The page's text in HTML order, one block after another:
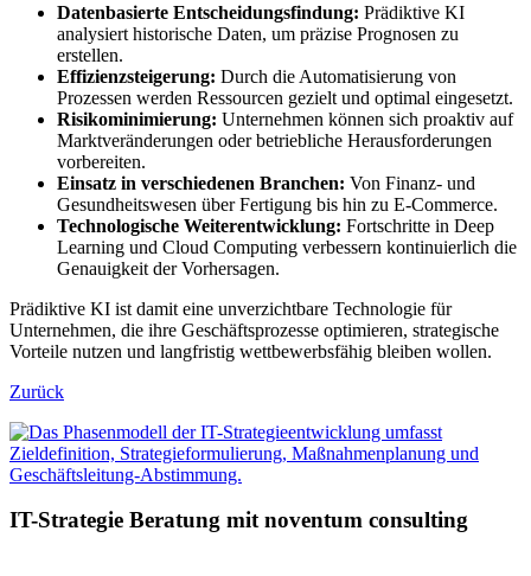
Datenbasierte Entscheidungsfindung: Prädiktive KI
analysiert historische Daten, um präzise Prognosen zu
erstellen.
Effizienzsteigerung: Durch die Automatisierung von
Prozessen werden Ressourcen gezielt und optimal eingesetzt.
Risikominimierung: Unternehmen können sich proaktiv auf
Marktveränderungen oder betriebliche Herausforderungen
vorbereiten.
Einsatz in verschiedenen Branchen: Von Finanz- und
Gesundheitswesen über Fertigung bis hin zu E-Commerce.
Technologische Weiterentwicklung: Fortschritte in Deep
Learning und Cloud Computing verbessern kontinuierlich die
Genauigkeit der Vorhersagen.
Prädiktive KI ist damit eine unverzichtbare Technologie für
Unternehmen, die ihre Geschäftsprozesse optimieren, strategische
Vorteile nutzen und langfristig wettbewerbsfähig bleiben wollen.
Zurück
IT-Strategie Beratung mit noventum consulting